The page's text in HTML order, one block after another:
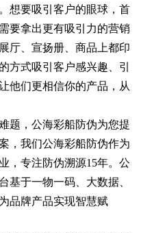
想要吸引客户的眼球，首
要拿出更有吸引力的营销
厅、宣扬册、商品上都印
方式吸引客户感兴趣、引
他们更相信你的产品，从
题，公海彩船防伪为您提
，我们公海彩船防伪作为
，专注防伪溯源15年。公
基于一物一码、大数据、
品牌产品实现智慧赋